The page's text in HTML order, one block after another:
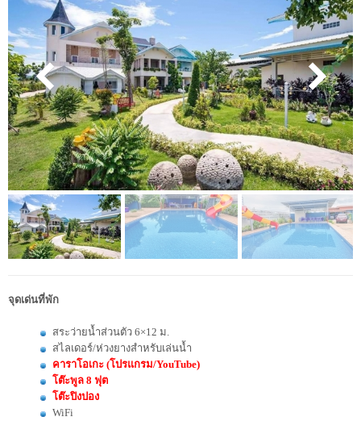
จุดเด่นที่พัก
สระว่ายน้ำส่วนตัว 6×12 ม.
สไลเดอร์/ห่วงยางสำหรับเล่นน้ำ
คาราโอเกะ (โปรแกรม/YouTube)
โต๊ะพูล 8 ฟุต
โต๊ะปิงปอง
WiFi